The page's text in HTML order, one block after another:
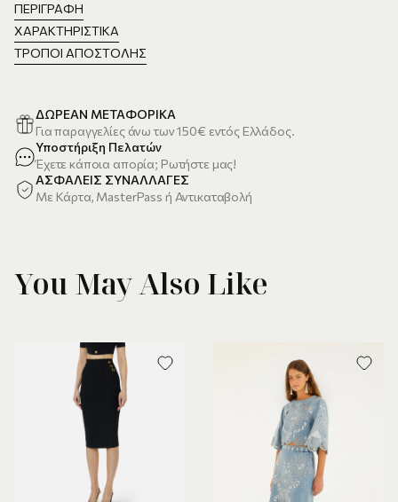
ΠΕΡΙΓΡΑΦΉ
ΧΑΡΑΚΤΗΡΙΣΤΙΚΆ
ΤΡΌΠΟΙ ΑΠΟΣΤΟΛΉΣ
ΔΩΡΕΑΝ ΜΕΤΑΦΟΡΙΚΑ
Για παραγγελίες άνω των 150€ εντός Ελλάδος.
Υποστήριξη Πελατών
Έχετε κάποια απορία; Ρωτήστε μας!
ΑΣΦΑΛΕΙΣ ΣΥΝΑΛΛΑΓΕΣ
Με Κάρτα, MasterPass ή Αντικαταβολή
You May Also Like